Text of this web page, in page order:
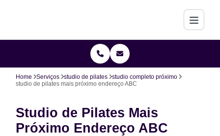
Home Serviços studio de pilates
studio completo próximo
studio de pilates mais próximo endereço ABC
Studio de Pilates Mais
Próximo Endereço ABC